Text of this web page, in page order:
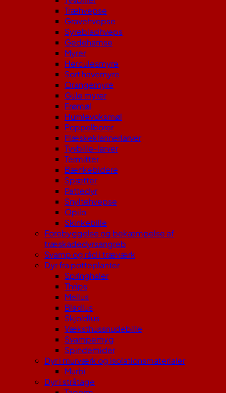
Træhvepse
Gravehvepse
Syrebladhveps
Gedehamse
Myrer
Herculesmyre
Sort havemyre
Orangemyre
Gule myrer
Frømøl
Humlevoksmøl
Poppelborer
Flæskeklannerlarver
Tyvbille-larver
Termitter
Bænkebidere
Spætter
Pattedyr
Snyltehvepse
Opilo
Skinkebille
Forebyggelse og bekæmpelse af
træskadedyrsangreb
Svamp og råd i træværk
Dyr fra potteplanter
Springhaler
Thrips
Mellus
Bladlus
Skjoldlus
Væksthussnudebille
Svampemyg
Spindemider
Dyr i murværk og isolationsmaterialer
Murbi
Dyr i stråtage